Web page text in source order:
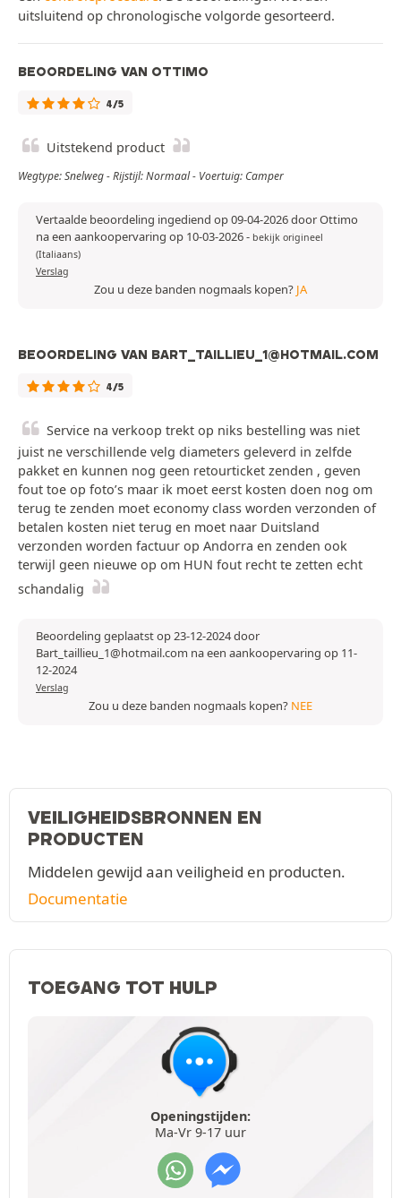
uitsluitend op chronologische volgorde gesorteerd.
BEOORDELING VAN OTTIMO
4/5
Uitstekend product
Wegtype: Snelweg - Rijstijl: Normaal - Voertuig: Camper
Vertaalde beoordeling ingediend op 09-04-2026 door Ottimo
na een aankoopervaring op 10-03-2026- bekijk origineel
(Italiaans)
Verslag
Zou u deze banden nogmaals kopen? JA
BEOORDELING VAN BART_TAILLIEU_1@HOTMAIL.COM
4/5
Service na verkoop trekt op niks bestelling was niet
juist ne verschillende velg diameters geleverd in zelfde
pakket en kunnen nog geen retourticket zenden , geven
fout toe op foto’s maar ik moet eerst kosten doen nog om
terug te zenden moet economy class worden verzonden of
betalen kosten niet terug en moet naar Duitsland
verzonden worden factuur op Andorra en zenden ook
terwijl geen nieuwe op om HUN fout recht te zetten echt
schandalig
Beoordeling geplaatst op 23-12-2024 door
Bart_taillieu_1@hotmail.com na een aankoopervaring op 11-
12-2024
Verslag
Zou u deze banden nogmaals kopen? NEE
VEILIGHEIDSBRONNEN EN
PRODUCTEN
Middelen gewijd aan veiligheid en producten.
Documentatie
TOEGANG TOT HULP
Openingstijden:
Ma-Vr 9-17 uur